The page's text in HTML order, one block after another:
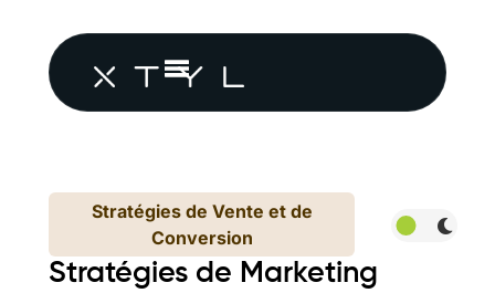
Stratégies de Vente et de
Conversion
Stratégies de Marketing